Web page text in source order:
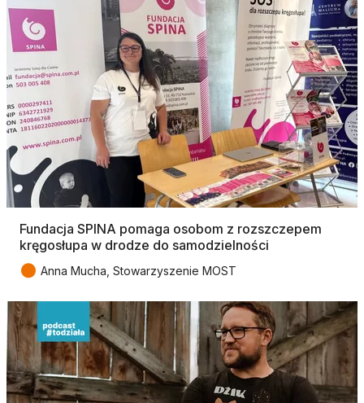
Fundacja SPINA pomaga osobom z rozszczepem
kręgosłupa w drodze do samodzielności
● Anna Mucha, Stowarzyszenie MOST